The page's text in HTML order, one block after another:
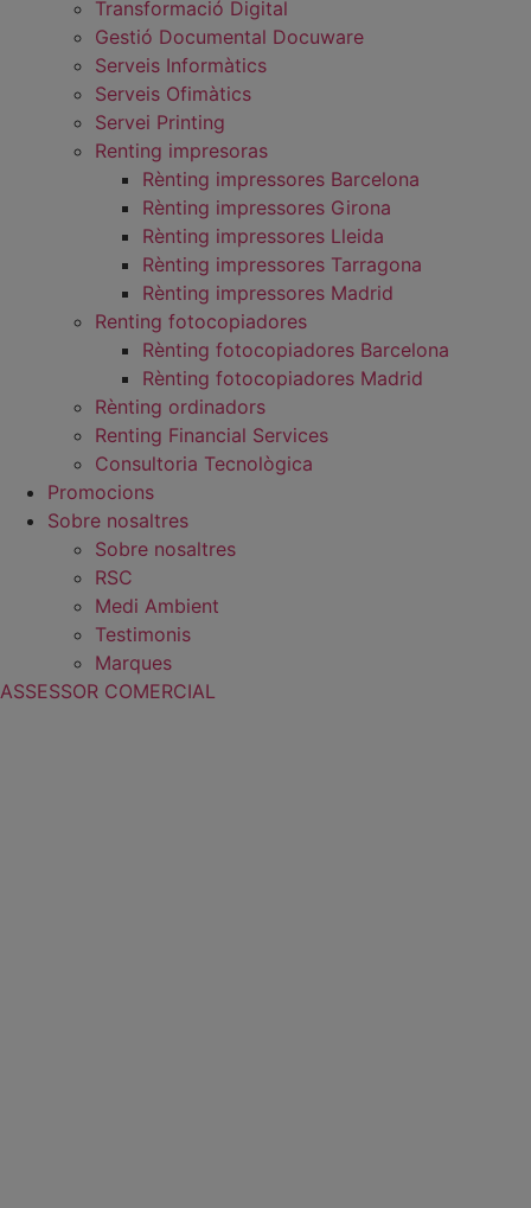
Transformació Digital
Gestió Documental Docuware
Serveis Informàtics
Serveis Ofimàtics
Servei Printing
Renting impresoras
Rènting impressores Barcelona
Rènting impressores Girona
Rènting impressores Lleida
Rènting impressores Tarragona
Rènting impressores Madrid
Renting fotocopiadores
Rènting fotocopiadores Barcelona
Rènting fotocopiadores Madrid
Rènting ordinadors
Renting Financial Services
Consultoria Tecnològica
Promocions
Sobre nosaltres
Sobre nosaltres
RSC
Medi Ambient
Testimonis
Marques
ASSESSOR COMERCIAL